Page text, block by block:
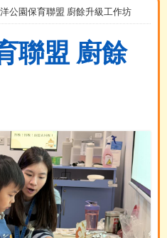
公園保育聯盟 廚餘升級工作坊
聯盟 廚餘